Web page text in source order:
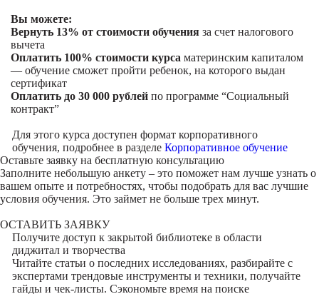
Вы можете:
Вернуть 13% от стоимости обучения за счет налогового
вычета
Оплатить 100% стоимости курса материнским капиталом
— обучение сможет пройти ребенок, на которого выдан
сертификат
Оплатить до 30 000 рублей по программе “Социальный
контракт”
Для этого курса доступен формат корпоративного
обучения, подробнее в разделе Корпоративное обучение
Оставьте заявку на бесплатную консультацию
Заполните небольшую анкету – это поможет нам лучше узнать о
вашем опыте и потребностях, чтобы подобрать для вас лучшие
условия обучения. Это займет не больше трех минут.
ОСТАВИТЬ ЗАЯВКУ
Получите доступ к закрытой библиотекев области
диджитал и творчества
Читайте статьи о последних исследованиях, разбирайте с
экспертами трендовые инструменты и техники, получайте
гайды и чек-листы. Сэкономьте время на поиске